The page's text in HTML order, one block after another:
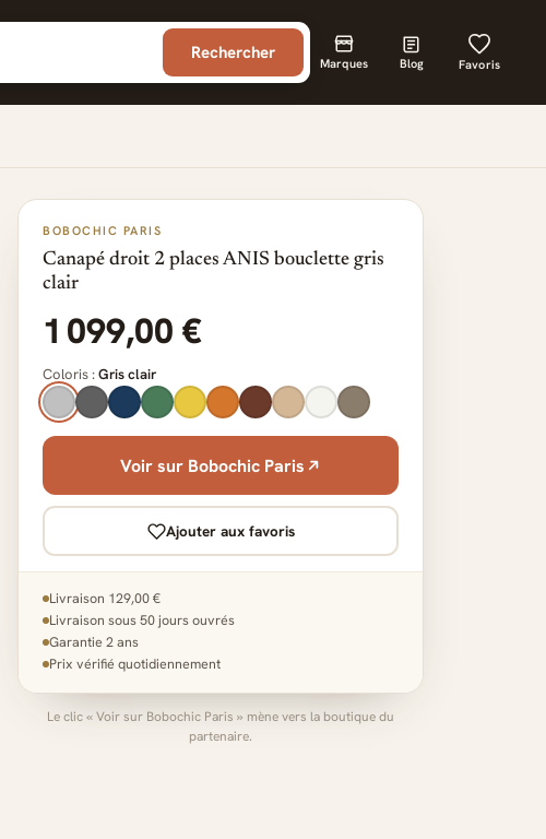
Rechercher Marques Blog Favoris
BOBOCHIC PARIS
Canapé droit 2 places ANIS bouclette gris
clair
1 099,00 €
Coloris :Gris clair
Voir sur Bobochic Paris
Ajouter aux favoris
Livraison 129,00 €
Livraison sous 50 jours ouvrés
Garantie 2 ans
Prix vérifié quotidiennement
Le clic « Voir sur Bobochic Paris » mène vers la boutique du
partenaire.